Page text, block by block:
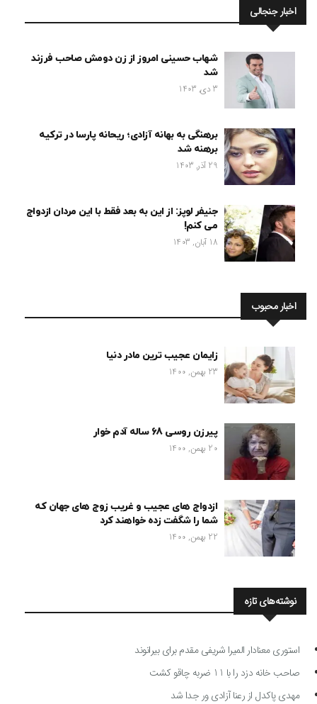
اخبار جنجالی
شهاب حسینی امروز از زن دومش صاحب فرزند
شد
3 دی, 1403
برهنگی به بهانه آزادی؛ ریحانه پارسا در ترکیه
برهنه شد
29 آذر, 1403
جنیفر لوپز: از این به بعد فقط با این مردان ازدواج
می کنم!
18 آبان, 1403
اخبار محبوب
زایمان عجیب ترین مادر دنیا
23 بهمن, 1400
پیرزن روسی 68 ساله آدم خوار
20 بهمن, 1400
ازدواج های عجیب و غریب زوج های جهان که
شما را شگفت زده خواهند کرد
22 بهمن, 1400
نوشته‌های تازه
استوری معنادار المیرا شریفی مقدم برای بیرانوند
صاحب خانه دزد را با 11 ضربه چاقو کشت
مهدی پاکدل از رعنا آزادی ور جدا شد